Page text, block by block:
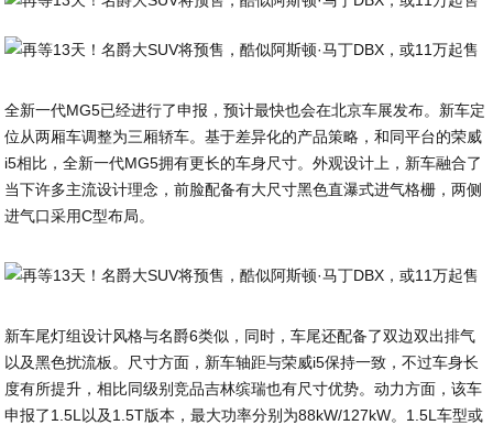
全新一代MG5已经进行了申报，预计最快也会在北京车展发布。新车定
位从两厢车调整为三厢轿车。基于差异化的产品策略，和同平台的荣威
i5相比，全新一代MG5拥有更长的车身尺寸。外观设计上，新车融合了
当下许多主流设计理念，前脸配备有大尺寸黑色直瀑式进气格栅，两侧
进气口采用C型布局。
新车尾灯组设计风格与名爵6类似，同时，车尾还配备了双边双出排气
以及黑色扰流板。尺寸方面，新车轴距与荣威i5保持一致，不过车身长
度有所提升，相比同级别竞品吉林缤瑞也有尺寸优势。动力方面，该车
申报了1.5L以及1.5T版本，最大功率分别为88kW/127kW。1.5L车型或